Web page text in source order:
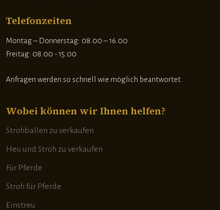
Telefonzeiten
​Montag – Donnerstag: 08.00 – 16.00
Freitag: 08.00 - 15.00
Anfragen werden so schnell wie möglich beantwortet.
Wobei können wir Ihnen helfen?
Strohballen zu verkaufen
Heu und Stroh zu verkaufen
Für Pferde
Stroh für Pferde
Einstreu